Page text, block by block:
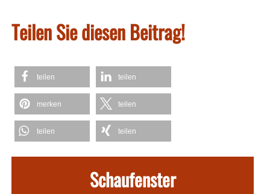
Teilen Sie diesen Beitrag!
teilen teilen
merken teilen
teilen teilen
Schaufenster